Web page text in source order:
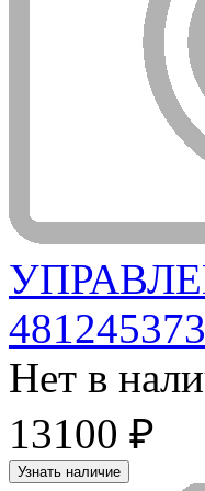
Нет в
13100 ₽
Узнать наличие